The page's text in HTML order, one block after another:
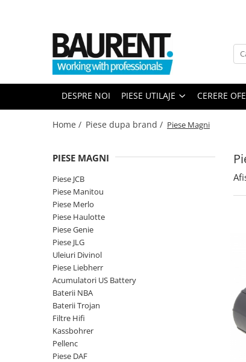
PIESE UTILAJE
Atasamente
Dinti cupa excavator
Furci stivuitor
Matura stivuitor
Plug deszapezire
Cupla rapida
Piese transmisie
Diverse piese transmisie
Piese ambreiaj
Angrenaje transmisie
Grupuri conice
PIESE DUPA BRAND
Piese Upright
Piese Multimarca
Acumulatori US Battery
Baterii Trojan
Piese Komatsu
Piese motor Cummins
Piese motor Hatz
Piese Kubota
Piese motor Deutz
Piese Caterpillar
Piese Volvo
Piese motor Yanmar
Piese Snorkel
Piese John Deere
DESPRE NOI PIESE UTILAJE CERERE
Home / Piese dupa brand / Piese Magni
PIESE MAGNI
Piese JCB
Piese Manitou
Piese Merlo
Piese Haulotte
Piese Genie
Piese JLG
Uleiuri Divinol
Piese Liebherr
Acumulatori US Battery
Baterii NBA
Baterii Trojan
Filtre Hifi
Kassbohrer
Pellenc
Piese DAF